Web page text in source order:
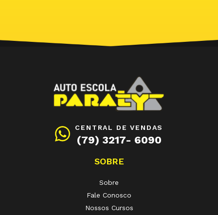
CENTRAL DE VENDAS
(79) 3217- 6090
SOBRE
Sobre
Fale Conosco
Nossos Cursos